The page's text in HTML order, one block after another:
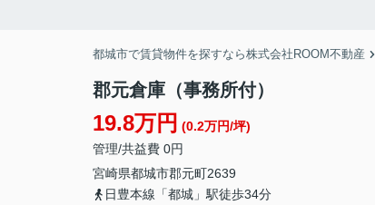
都城市で賃貸物件を探すなら株式会社ROOM不動産
郡元倉庫（事務所付）
19.8万円 (0.2万円/坪)
管理/共益費 0円
宮崎県都城市郡元町2639
日豊本線「都城」駅徒歩34分